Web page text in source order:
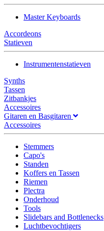
Master Keyboards
Accordeons
Statieven
Instrumentenstatieven
Synths
Tassen
Zitbankjes
Accessoires
Gitaren en Basgitaren
Accessoires
Stemmers
Capo's
Standen
Koffers en Tassen
Riemen
Plectra
Onderhoud
Tools
Slidebars and Bottlenecks
Luchtbevochtigers